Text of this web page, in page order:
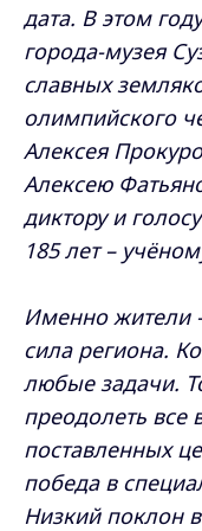
дата. В этом
города-музея
славных
олимпийского
Алексея
Алексею
диктору и
185 лет –
Именно жители
сила региона.
любые задачи.
преодолеть все
поставленных
победа в
Низкий поклон